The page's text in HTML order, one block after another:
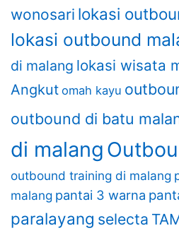
wonosari lokasi
lokasi outbound
di malang lokasi wisata
Angkut omah kayu
outbound di batu
di malang
outbound training di malang
malang pantai 3 warna
paralayang selecta